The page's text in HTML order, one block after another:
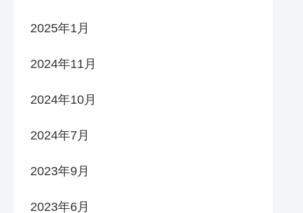
2025年1月
2024年11月
2024年10月
2024年7月
2023年9月
2023年6月